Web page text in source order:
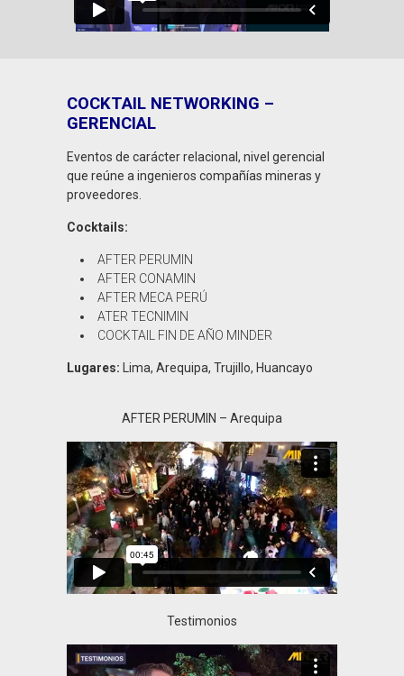
COCKTAIL NETWORKING –
GERENCIAL
Eventos de carácter relacional, nivel gerencial
que reúne a ingenieros compañías mineras y
proveedores.
Cocktails:
AFTER PERUMIN
AFTER CONAMIN
AFTER MECA PERÚ
ATER TECNIMIN
COCKTAIL FIN DE AÑO MINDER
Lugares: Lima, Arequipa, Trujillo, Huancayo
AFTER PERUMIN – Arequipa
Testimonios